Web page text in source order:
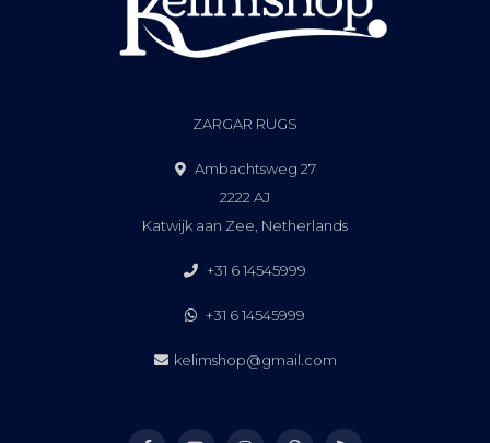
ZARGAR RUGS
Ambachtsweg 27
2222 AJ
Katwijk aan Zee, Netherlands
+31 6 14545999
+31 6 14545999
kelimshop@gmail.com